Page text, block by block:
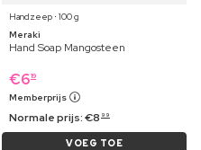
Handzeep ⋅ 100 g
Meraki
Hand Soap Mangosteen
€619
Memberprijs
Normale prijs:€8 99
VOEG TOE